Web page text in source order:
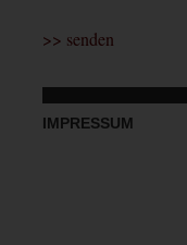
IMPRESSUM